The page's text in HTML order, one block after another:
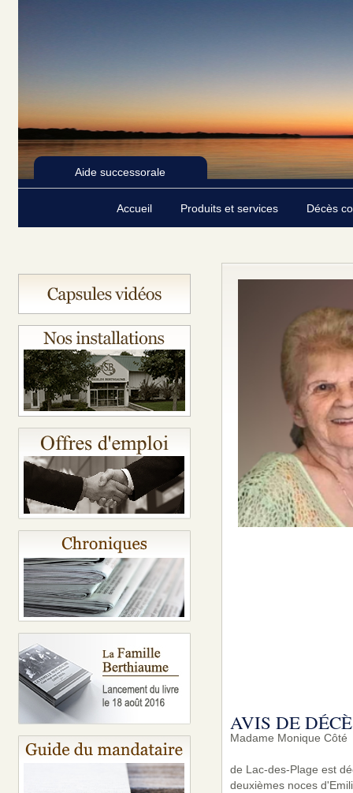
Aide successorale
Accueil Produits et services Décès
AVIS DE
Madame Monique Côté
de Lac-des-Plage est
deuxièmes noces